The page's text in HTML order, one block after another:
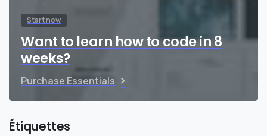
Start now
Want to learn how to code in 8
weeks?
Purchase Essentials
Étiquettes